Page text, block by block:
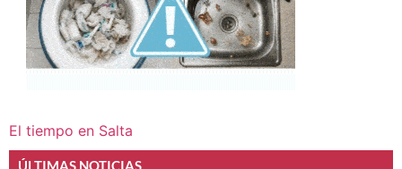
El tiempo en Salta
ÚLTIMAS NOTICIAS